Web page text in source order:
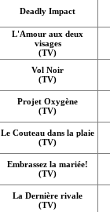
Deadly Impact
L'Amour aux deux
visages
(TV)
Vol Noir
(TV)
Projet Oxygène
(TV)
Le Couteau dans la plaie
(TV)
Embrassez la mariée!
(TV)
La Dernière rivale
(TV)